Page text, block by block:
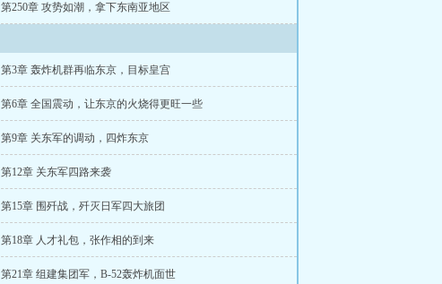
第250章 攻势如潮，拿下东南亚地区
第3章 轰炸机群再临东京，目标皇宫
第6章 全国震动，让东京的火烧得更旺一些
第9章 关东军的调动，四炸东京
第12章 关东军四路来袭
第15章 围歼战，歼灭日军四大旅团
第18章 人才礼包，张作相的到来
第21章 组建集团军，B-52轰炸机面世